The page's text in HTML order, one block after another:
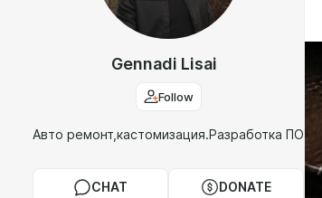
Gennadi Lisai
Follow
Авто ремонт,кастомизация.Разработка ПО
CHAT DONATE